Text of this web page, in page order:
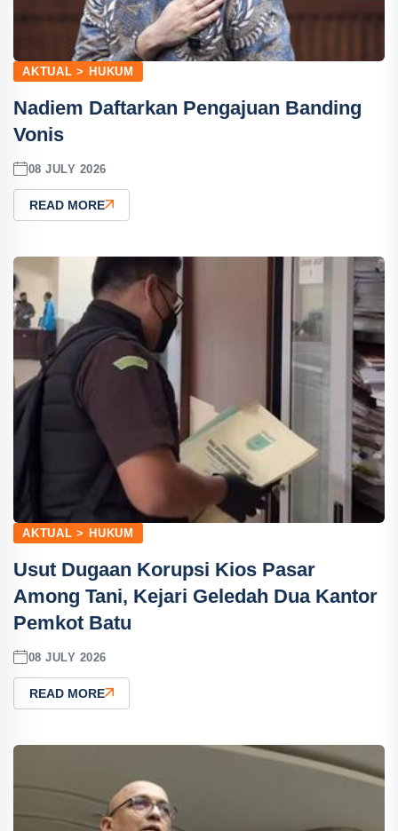
AKTUAL > HUKUM
Nadiem Daftarkan Pengajuan Banding
Vonis
08 JULY 2026
READ MORE
AKTUAL > HUKUM
Usut Dugaan Korupsi Kios Pasar
Among Tani, Kejari Geledah Dua Kantor
Pemkot Batu
08 JULY 2026
READ MORE